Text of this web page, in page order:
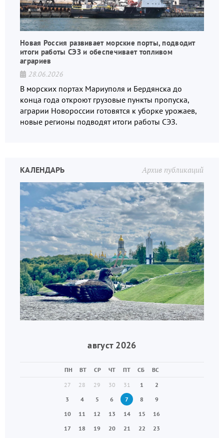
Новая Россия развивает морские порты, подводит
итоги работы СЭЗ и обеспечивает топливом
аграриев
28.06.2026
В морских портах Мариуполя и Бердянска до
конца года откроют грузовые пункты пропуска,
аграрии Новороссии готовятся к уборке урожаев,
новые регионы подводят итоги работы СЭЗ.
Архив публикаций
КАЛЕНДАРЬ
август 2026
ПН ВТ СР ЧТ ПТ СБ
ВС
27
28 29 30 31 1
2
3
4 5 6 7 8
9
10
11 12 13 14 15
16
17
18 19 20 21 22
23